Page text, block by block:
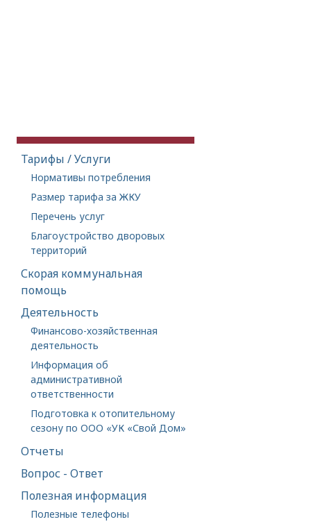
Тарифы / Услуги
Нормативы потребления
Размер тарифа за ЖКУ
Перечень услуг
Благоустройство дворовых
территорий
Скорая коммунальная
помощь
Деятельность
Финансово-хозяйственная
деятельность
Информация об
административной
ответственности
Подготовка к отопительному
сезону по ООО «УК «Свой Дом»
Отчеты
Вопрос - Ответ
Полезная информация
Полезные телефоны